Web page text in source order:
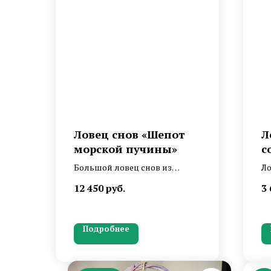
Ловец снов «Шепот
морской пучины»
Большой ловец снов из
ракушками и морской
старая палуба корабля.
12 450руб.
Подробнее
3